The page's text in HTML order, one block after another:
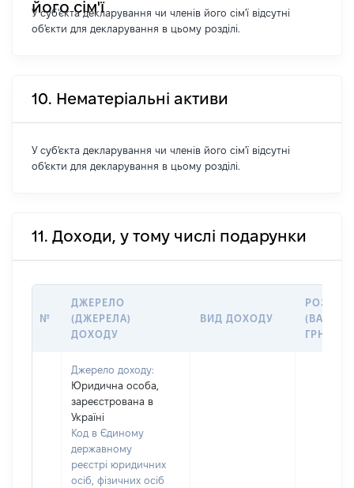
його сім'ї
У суб'єкта декларування чи членів його сім'ї відсутні
об'єкти для декларування в цьому розділі.
10. Нематеріальні активи
У суб'єкта декларування чи членів його сім'ї відсутні
об'єкти для декларування в цьому розділі.
11. Доходи, у тому числі подарунки
№
ДЖЕРЕЛО
(ДЖЕРЕЛА)
ДОХОДУ
ВИД ДОХОДУ
РОЗМІР
ГРН
Джерело доходу:
Юридична особа,
зареєстрована в
Україні
Код в Єдиному
державному
реєстрі юридичних
осіб, фізичних осіб